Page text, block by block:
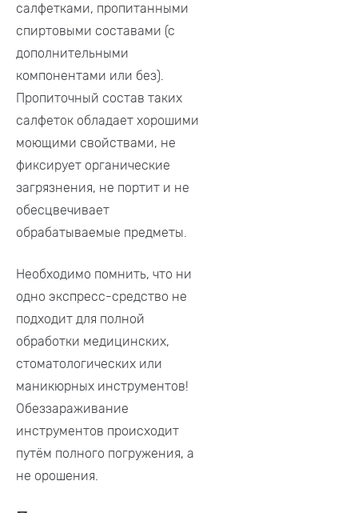
салфетками, пропитанными
спиртовыми составами (с
дополнительными
компонентами или без).
Пропиточный состав таких
салфеток обладает хорошими
моющими свойствами, не
фиксирует органические
загрязнения, не портит и не
обесцвечивает
обрабатываемые предметы.
Необходимо помнить, что ни
одно экспресс-средство не
подходит для полной
обработки медицинских,
стоматологических или
маникюрных инструментов!
Обеззараживание
инструментов происходит
путём полного погружения, а
не орошения.